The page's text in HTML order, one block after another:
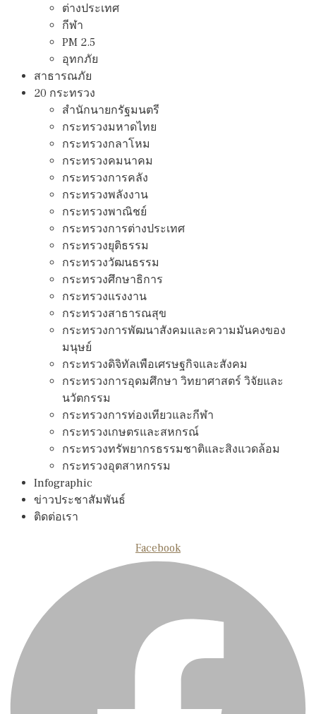
ต่างประเทศ
กีฬา
PM 2.5
อุทกภัย
สาธารณภัย
20 กระทรวง
สํานักนายกรัฐมนตรี
กระทรวงมหาดไทย
กระทรวงกลาโหม
กระทรวงคมนาคม
กระทรวงการคลัง
กระทรวงพลังงาน
กระทรวงพาณิชย์
กระทรวงการต่างประเทศ
กระทรวงยุติธรรม
กระทรวงวัฒนธรรม
กระทรวงศึกษาธิการ
กระทรวงแรงงาน
กระทรวงสาธารณสุข
กระทรวงการพัฒนาสังคมและความมันคงของ
มนุษย์
กระทรวงดิจิทัลเพือเศรษฐกิจและสังคม
กระทรวงการอุดมศึกษา วิทยาศาสตร์ วิจัยและ
นวัตกรรม
กระทรวงการท่องเทียวและกีฬา
กระทรวงเกษตรและสหกรณ์
กระทรวงทรัพยากรธรรมชาติและสิงแวดล้อม
กระทรวงอุตสาหกรรม
Infographic
ข่าวประชาสัมพันธ์
ติดต่อเรา
Facebook